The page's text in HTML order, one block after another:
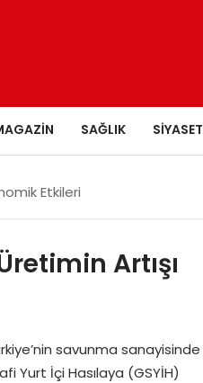
SAĞLIK SIYASET
Etkileri
Artışı
savunma sanayisinde
Yurt İçi Hasılaya (GSYİH)